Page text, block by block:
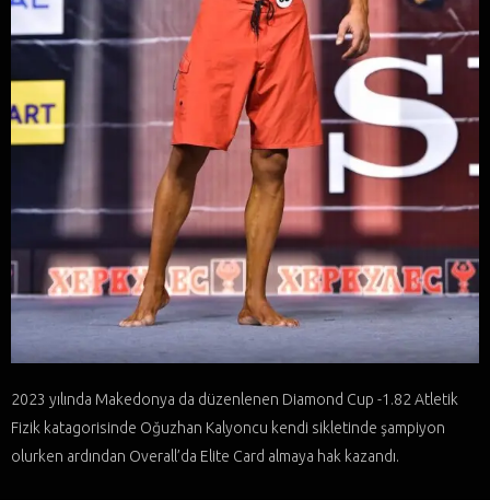
2023 yılında Makedonya da düzenlenen Diamond Cup -1.82 Atletik
Fizik katagorisinde Oğuzhan Kalyoncu kendi sikletinde şampiyon
olurken ardından Overall’da Elite Card almaya hak kazandı.